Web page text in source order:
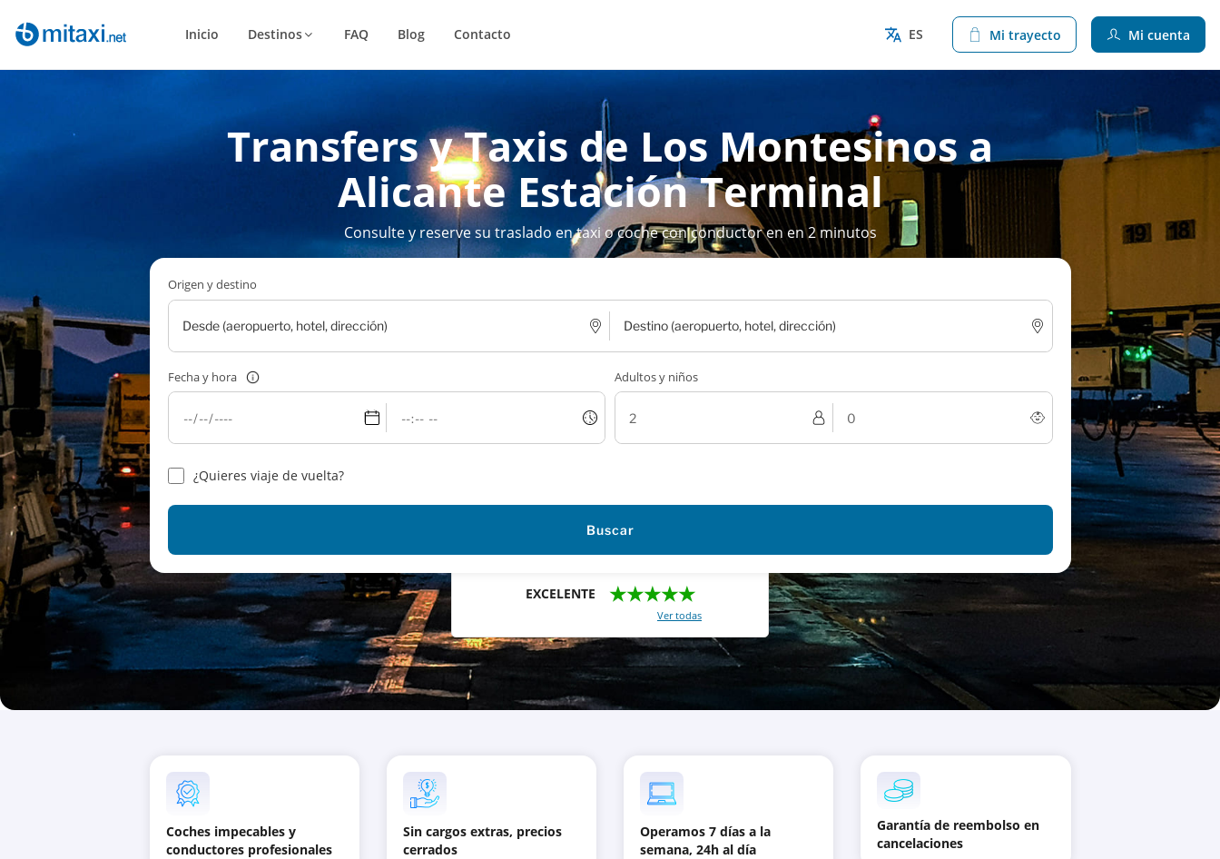
Inicio Destinos FAQ Blog Contacto ES Mi trayecto Mi cuenta
Transfers y Taxis de Los Montesinos a
Alicante Estación Terminal
Consulte y reserve su traslado en taxi o coche con conductor en en 2 minutos
Origen y destino
Fecha y hora Adultos y niños
¿Quieres viaje de vuelta?
Buscar
EXCELENTE ★★★★★
Ver todas
Coches impecables y
conductores profesionales
Sin cargos extras, precios
cerrados
Operamos 7 días a la
semana, 24h al día
Garantía de reembolso en
cancelaciones